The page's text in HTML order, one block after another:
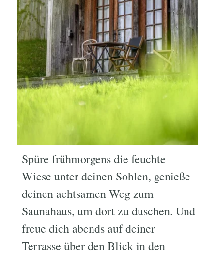
Spüre frühmorgens die feuchte
Wiese unter deinen Sohlen, genieße
deinen achtsamen Weg zum
Saunahaus, um dort zu duschen. Und
freue dich abends auf deiner
Terrasse über den Blick in den